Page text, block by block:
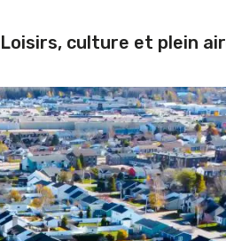
Loisirs, culture et plein air